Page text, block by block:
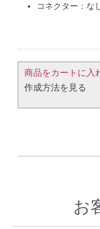
コネクター：
商品をカートに入
作成方法を見る​​
お